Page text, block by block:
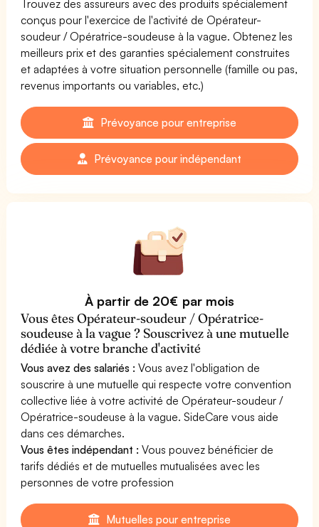
Trouvez des assureurs avec des produits spécialement
conçus pour l'exercice de l'activité de Opérateur-
soudeur / Opératrice-soudeuse à la vague. Obtenez les
meilleurs prix et des garanties spécialement construites
et adaptées à votre situation personnelle (famille ou pas,
revenus importants ou variables, etc.)
Prévoyance pour entreprise
Prévoyance pour indépendant
À partir de 20€ par mois
Vous êtes Opérateur-soudeur / Opératrice-
soudeuse à la vague ? Souscrivez à une mutuelle
dédiée à votre branche d'activité
Vous avez des salariés : Vous avez l'obligation de
souscrire à une mutuelle qui respecte votre convention
collective liée à votre activité de Opérateur-soudeur /
Opératrice-soudeuse à la vague. SideCare vous aide
dans ces démarches.
Vous êtes indépendant : Vous pouvez bénéficier de
tarifs dédiés et de mutuelles mutualisées avec les
personnes de votre profession
Mutuelles pour entreprise